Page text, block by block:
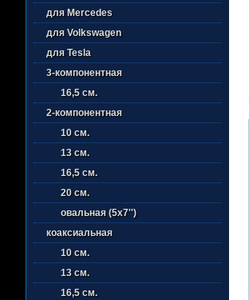
для Mercedes
для Volkswagen
для Tesla
3-компонентная
16,5 см.
2-компонентная
10 см.
13 см.
16,5 см.
20 см.
овальная (5х7'')
коаксиальная
10 см.
13 см.
16,5 см.